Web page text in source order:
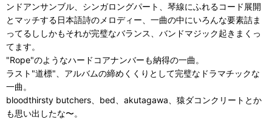
ンドアンサンブル、シンガロングパート、琴線にふれるコード展開
とマッチする日本語詩のメロディー、一曲の中にいろんな要素詰ま
ってるししかもそれが完璧なバランス、バンドマジック起きまくっ
てます。
"Rope"のようなハードコアナンバーも納得の一曲。
ラスト"道標"、アルバムの締めくくりとして完璧なドラマチックな
一曲。
bloodthirsty butchers、bed、akutagawa、猿ダコンクリートとか
も思い出したな〜。